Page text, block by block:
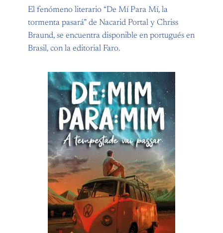
El fenómeno literario “De Mí Para Mí, la
tormenta pasará” de Nacarid Portal y Chriss
Braund, se encuentra disponible en portugués en
Brasil, con la editorial Faro.